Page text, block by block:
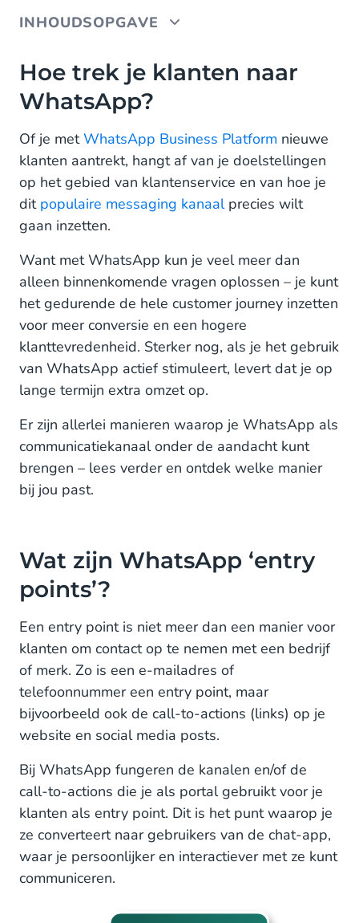
INHOUDSOPGAVE
Hoe trek je klanten naar WhatsApp?
Wat zijn WhatsApp ‘entry points’?
Click to Chat entry points integreren
WhatsApp QR-codes creëren
Waar plaats je je WhatsApp entry points?
Op je website (organisch)
Op social media (organisch)
Via Interactive Voice Response of ‘IVR’-
omleiding (organisch)
In drukwerkadvertenties, catalogi en flyers
(betaald)
media (betaald)
Een opt-in ontvangen voor WhatsApp
Aan de slag met WhatsApp Business Platform
Hoe trek je klanten naar
WhatsApp?
Of je metWhatsApp Business Platform nieuwe
klanten aantrekt, hangt af van je doelstellingen
op het gebied van klantenservice en van hoe je
dit populaire messaging kanaalprecies wilt
gaan inzetten.
Want met WhatsApp kun je veel meer dan
alleen binnenkomende vragen oplossen – je kunt
het gedurende de hele customer journey inzetten
voor meer conversie en een hogere
klanttevredenheid. Sterker nog, als je het gebruik
van WhatsApp actief stimuleert, levert dat je op
lange termijn extra omzet op.
Er zijn allerlei manieren waarop je WhatsApp als
communicatiekanaal onder de aandacht kunt
brengen – lees verder en ontdek welke manier
bij jou past.
Wat zijn WhatsApp ‘entry
points’?
Een entry point is niet meer dan een manier voor
klanten om contact op te nemen met een bedrijf
of merk. Zo is een e-mailadres of
telefoonnummer een entry point, maar
bijvoorbeeld ook de call-to-actions (links) op je
website en social media posts.
Bij WhatsApp fungeren de kanalen en/of de
call-to-actions die je als portal gebruikt voor je
klanten als entry point. Dit is het punt waarop je
ze converteert naar gebruikers van de chat-app,
waar je persoonlijker en interactiever met ze kunt
communiceren.